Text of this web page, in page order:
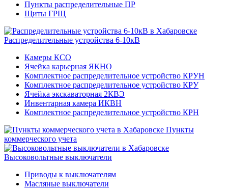
Пункты распределительные ПР
Щиты ГРЩ
Распределительные устройства 6-10кВ
Камеры КСО
Ячейка карьерная ЯКНО
Комплектное распределительное устройство КРУН
Комплектное распределительное устройство КРУ
Ячейка экскаваторная 2КВЭ
Инвентарная камера ИКВН
Комплектное распределительное устройство КРН
Пункты
коммерческого учета
Высоковольтные выключатели
Приводы к выключателям
Масляные выключатели